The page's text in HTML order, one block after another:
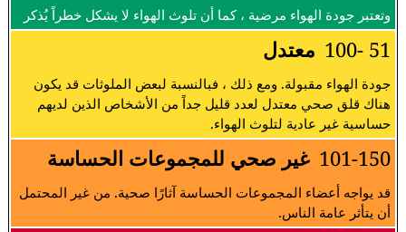
وتعتبر جودة الهواء مرضية ، كما أن تلوث الهواء لا يشكل خطراً يُذكر
51 -100 معتدل
جودة الهواء مقبولة. ومع ذلك ، فبالنسبة لبعض الملوثات قد يكون
هناك قلق صحي معتدل لعدد قليل جداً من الأشخاص الذين لديهم
حساسية غير عادية لتلوث الهواء.
101-150 غير صحي للمجموعات الحساسة
قد يواجه أعضاء المجموعات الحساسة آثارًا صحية. من غير المحتمل
أن يتأثر عامة الناس.